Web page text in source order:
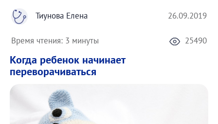
Тиунова Елена 26.09.2019
Время чтения: 3 минуты 25490
Когда ребенок начинает
переворачиваться